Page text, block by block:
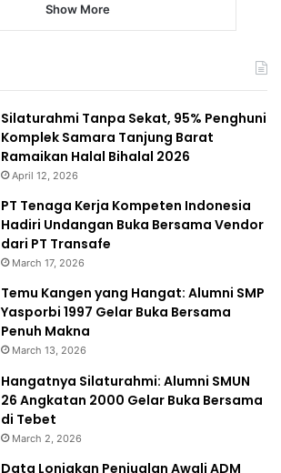
Show More
Silaturahmi Tanpa Sekat, 95% Penghuni
Komplek Samara Tanjung Barat
Ramaikan Halal Bihalal 2026
April 12, 2026
PT Tenaga Kerja Kompeten Indonesia
Hadiri Undangan Buka Bersama Vendor
dari PT Transafe
March 17, 2026
Temu Kangen yang Hangat: Alumni SMP
Yasporbi 1997 Gelar Buka Bersama
Penuh Makna
March 13, 2026
Hangatnya Silaturahmi: Alumni SMUN
26 Angkatan 2000 Gelar Buka Bersama
di Tebet
March 2, 2026
Data Lonjakan Penjualan Awali ADM